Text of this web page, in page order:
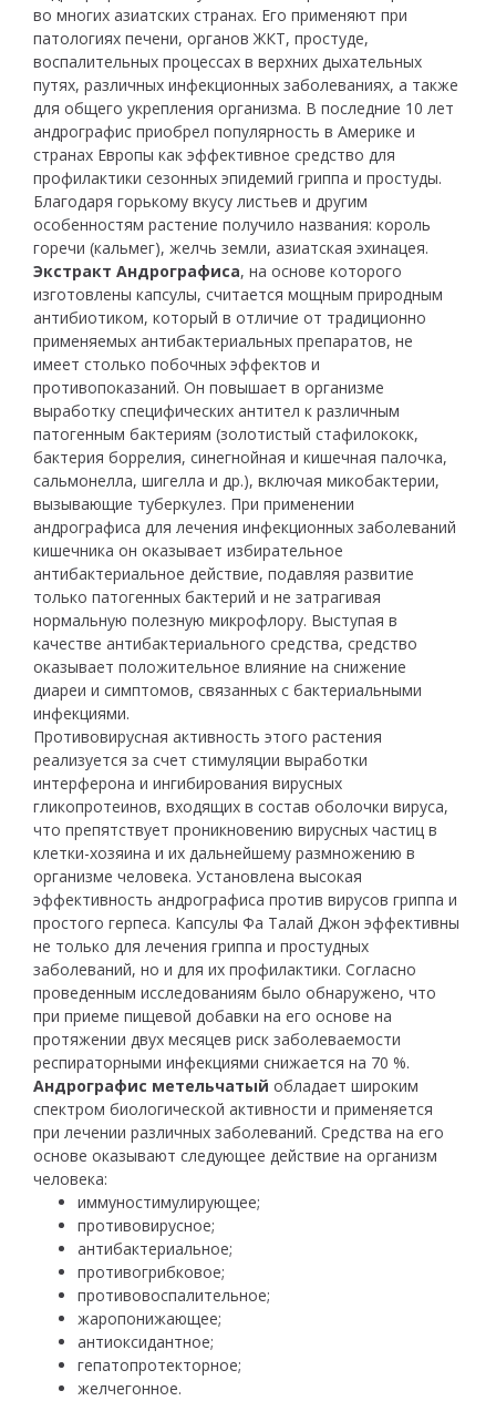
во многих азиатских странах. Его применяют при
патологиях печени, органов ЖКТ, простуде,
воспалительных процессах в верхних дыхательных
путях, различных инфекционных заболеваниях, а также
для общего укрепления организма. В последние 10 лет
андрографис приобрел популярность в Америке и
странах Европы как эффективное средство для
профилактики сезонных эпидемий гриппа и простуды.
Благодаря горькому вкусу листьев и другим
особенностям растение получило названия: король
горечи (кальмег), желчь земли, азиатская эхинацея.
Экстракт Андрографиса, на основе которого
изготовлены капсулы, считается мощным природным
антибиотиком, который в отличие от традиционно
применяемых антибактериальных препаратов, не
имеет столько побочных эффектов и
противопоказаний. Он повышает в организме
выработку специфических антител к различным
патогенным бактериям (золотистый стафилококк,
бактерия боррелия, синегнойная и кишечная палочка,
сальмонелла, шигелла и др.), включая микобактерии,
вызывающие туберкулез. При применении
андрографиса для лечения инфекционных заболеваний
кишечника он оказывает избирательное
антибактериальное действие, подавляя развитие
только патогенных бактерий и не затрагивая
нормальную полезную микрофлору. Выступая в
качестве антибактериального средства, средство
оказывает положительное влияние на снижение
диареи и симптомов, связанных с бактериальными
инфекциями.
Противовирусная активность этого растения
реализуется за счет стимуляции выработки
интерферона и ингибирования вирусных
гликопротеинов, входящих в состав оболочки вируса,
что препятствует проникновению вирусных частиц в
клетки-хозяина и их дальнейшему размножению в
организме человека. Установлена высокая
эффективность андрографиса против вирусов гриппа и
простого герпеса. Капсулы Фа Талай Джон эффективны
не только для лечения гриппа и простудных
заболеваний, но и для их профилактики. Согласно
проведенным исследованиям было обнаружено, что
при приеме пищевой добавки на его основе на
протяжении двух месяцев риск заболеваемости
респираторными инфекциями снижается на 70 %.
Андрографис метельчатый обладает широким
спектром биологической активности и применяется
при лечении различных заболеваний. Средства на его
основе оказывают следующее действие на организм
человека:
иммуностимулирующее;
противовирусное;
антибактериальное;
противогрибковое;
противовоспалительное;
жаропонижающее;
антиоксидантное;
гепатопротекторное;
желчегонное.